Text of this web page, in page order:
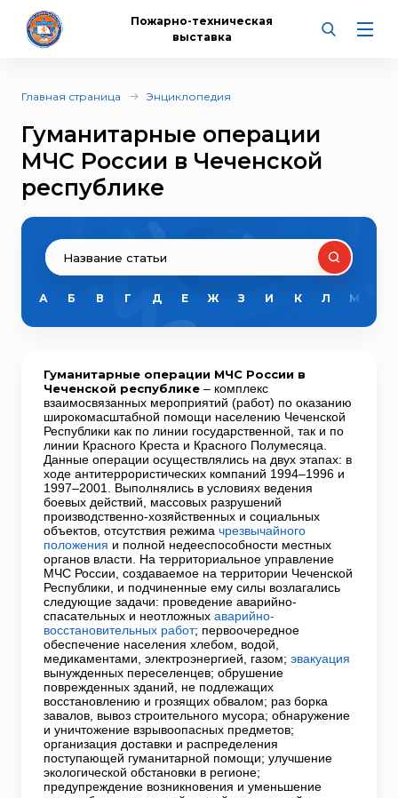
Пожарно-техническая
выставка
Главная страница Энциклопедия
Гуманитарные операции
МЧС России в Чеченской
республике
А Б В Г Д Е Ж З И К Л М
Гуманитарные операции МЧС России в
Чеченской республике – комплекс
взаимосвязанных мероприятий (работ) по оказанию
широкомасштабной помощи населению Чеченской
Республики как по линии государственной, так и по
линии Красного Креста и Красного Полумесяца.
Данные операции осуществлялись на двух этапах: в
ходе антитеррористических компаний 1994–1996 и
1997–2001. Выполнялись в условиях ведения
боевых действий, массовых разрушений
производственно-хозяйственных и социальных
объектов, отсутствия режима чрезвычайного
положения и полной недееспособности местных
органов власти. На территориальное управление
МЧС России, создаваемое на территории Чеченской
Республики, и подчиненные ему силы возлагались
следующие задачи: проведение аварийно-
спасательных и неотложных аварийно-
восстановительных работ; первоочередное
обеспечение населения хлебом, водой,
медикаментами, электроэнергией, газом; эвакуация
вынужденных переселенцев; обрушение
поврежденных зданий, не подлежащих
восстановлению и грозящих обвалом; раз борка
завалов, вывоз строительного мусора; обнаружение
и уничтожение взрывоопасных предметов;
организация доставки и распределения
поступающей гуманитарной помощи; улучшение
экологической обстановки в регионе;
предупреждение возникновения и уменьшение